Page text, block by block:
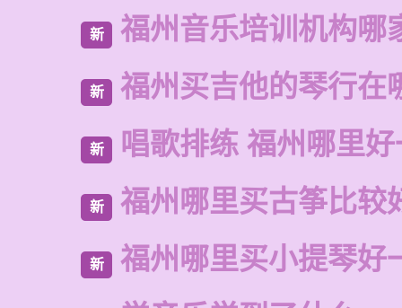
新 福州音乐培训机构哪
新 福州买吉他的琴行在
新 唱歌排练 福州哪里
新 福州哪里买古筝比较
新 福州哪里买小提琴好